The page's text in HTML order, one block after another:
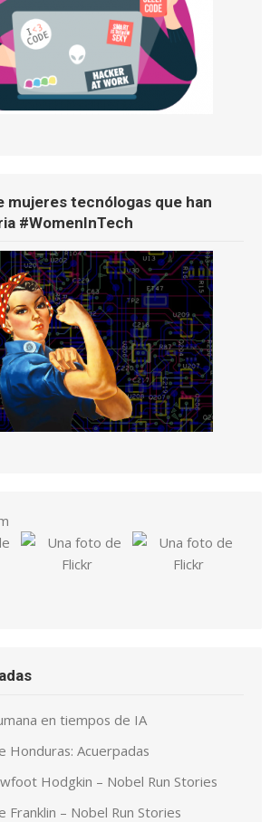
mujeres tecnólogas que han
#WomenInTech
en tiempos de IA
Honduras: Acuerpadas
Hodgkin – Nobel Run Stories
Franklin – Nobel Run Stories